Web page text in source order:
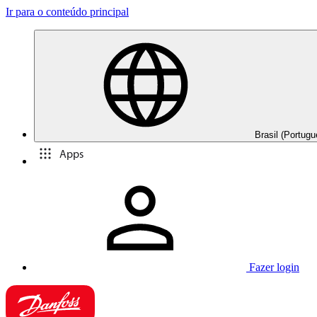
Ir para o conteúdo principal
Brasil
Apps
Fazer login